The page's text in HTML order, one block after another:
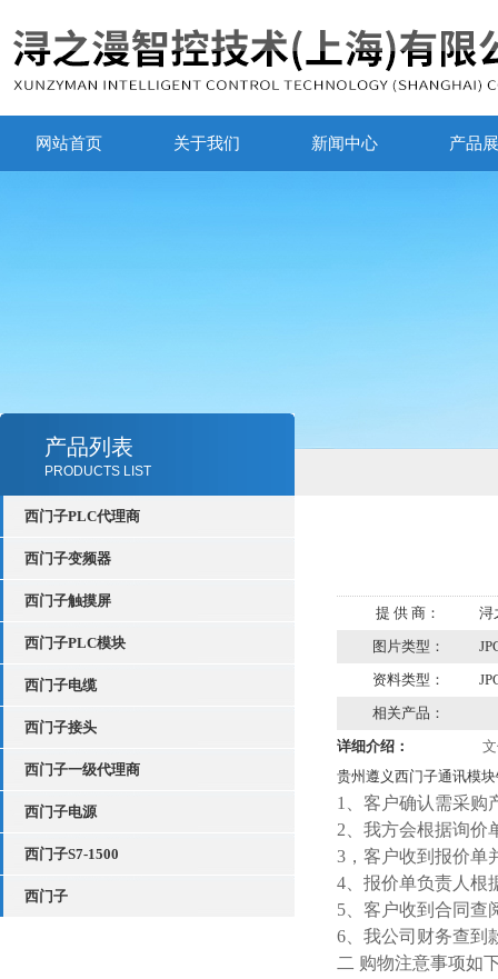
网站首页 关于我们 新闻中心 产品
产品列表
PRODUCTS LIST
西门子PLC代理商
西门子变频器
西门子触摸屏
西门子PLC模块
西门子电缆
西门子接头
西门子一级代理商
西门子电源
西门子S7-1500
西门子
提 供 商：
浔
图片类型：
资料类型：
相关产品：
详细介绍：
贵州遵义西门子通讯模
1、客户确认需采购
2、我方会根据询价
3，客户收到报价单
4、报价单负责人根
5、客户收到合同查
6、我公司财务查到
二 购物注意事项如